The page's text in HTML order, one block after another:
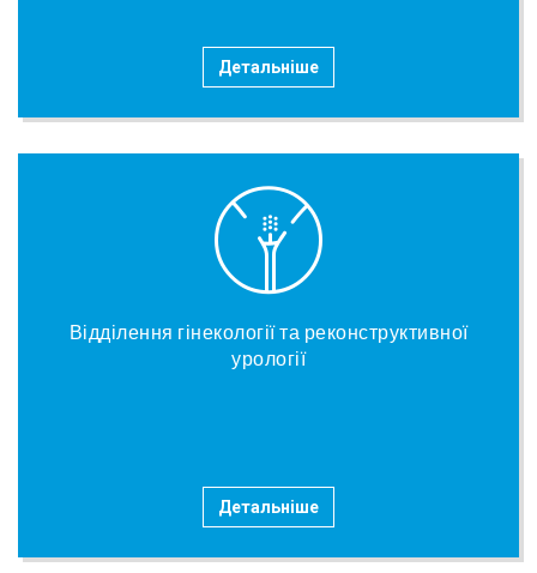
Детальніше
Відділення гінекології та реконструктивної
урології
Детальніше